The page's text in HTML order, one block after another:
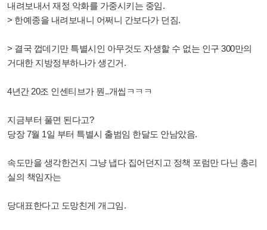
내려보내서 재정 악화를 가중시키는 중임.
> 한예종을 내려보내니 어쩌니 간보다가 던짐.
> 결국 껍데기만 특별시인 아무것도 자생할 수 없는 인구 300만의
거대한 지방정부하나가 생긴거.
4년간 20조 인센티브가 뭔..개씹ㅋㅋㅋ
지금부터 풀면 된다고?
당장 7월 1일 부터 특별시 출범임 한달도 안남았음.
속도만을 생각한건지 그냥 냅다 집어던지고 정책 포럼만 다닌 총리
실의 책임자는
당대표한다고 도망친게 개그임.